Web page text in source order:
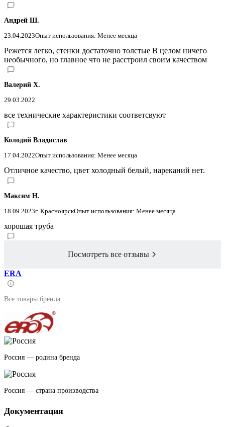
Андрей Ш.
23.04.2023Опыт использования: Менее месяца
Режется легко, стенки достаточно толстые В целом ничего
необычного, но главное что не расстроил своим качеством
Валерий Х.
29.03.2022
все технические характеристики соответсвуют
Колодий Владислав
17.04.2022Опыт использования: Менее месяца
Отличное качество, цвет холодный белый, нареканий нет.
Максим Н.
18.09.2023г. КрасноярскОпыт использования: Менее месяца
хорошая труба
Посмотреть все отзывы
ERA
Все товары бренда
Россия — родина бренда
Россия — страна производства
Документация